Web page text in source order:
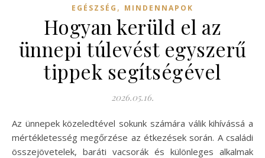
EGÉSZSÉG , MINDENNAPOK
Hogyan kerüld el az
ünnepi túlevést egyszerű
tippek segítségével
2026.05.16.
Az ünnepek közeledtével sokunk számára válik kihívássá a
mértékletesség megőrzése az étkezések során. A családi
összejövetelek, baráti vacsorák és különleges alkalmak